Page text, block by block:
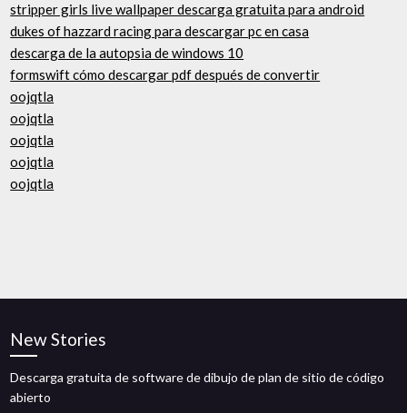
stripper girls live wallpaper descarga gratuita para android
dukes of hazzard racing para descargar pc en casa
descarga de la autopsia de windows 10
formswift cómo descargar pdf después de convertir
oojqtla
oojqtla
oojqtla
oojqtla
oojqtla
New Stories
Descarga gratuita de software de dibujo de plan de sitio de código
abierto